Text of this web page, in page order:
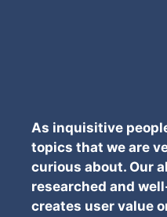
As inquisitive
topics that we are
curious about. Our
researched and
creates user value